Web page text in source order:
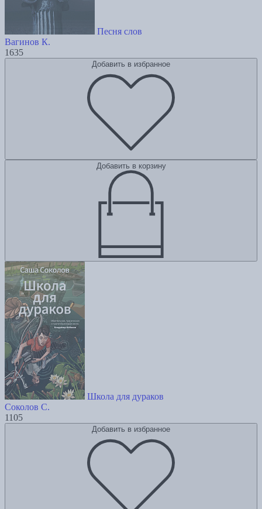
Песня слов
Вагинов К.
1635
Добавить в избранное
Добавить в корзину
Школа для дураков
Соколов С.
1105
Добавить в избранное